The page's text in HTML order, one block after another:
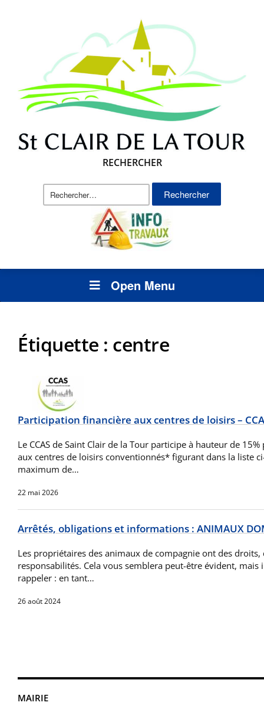
RECHERCHER
Rechercher :
Open Menu
MAIRIE
Étiquette : centre
Participation financière aux centres de loisirs –
Le CCAS de Saint Clair de la Tour participe à hauteur de
aux centres de loisirs conventionnés* figurant dans la liste
maximum de…
22 mai 2026
Arrêtés, obligations et informations : ANIMAUX
Les propriétaires des animaux de compagnie ont des droits,
responsabilités. Cela vous semblera peut-être évident, mais
rappeler : en tant…
26 août 2024